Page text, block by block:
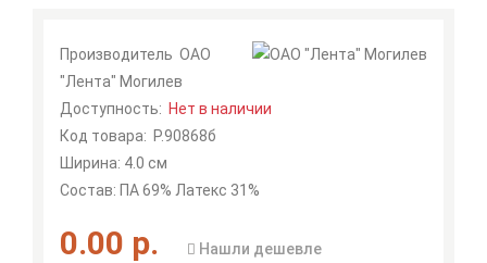
Производитель ОАО
"Лента" Могилев
Доступность: Нет в наличии
Код товара: Р.90868б
Ширина: 4.0 см
Состав: ПА 69% Латекс 31%
0.00 р.
Нашли дешевле